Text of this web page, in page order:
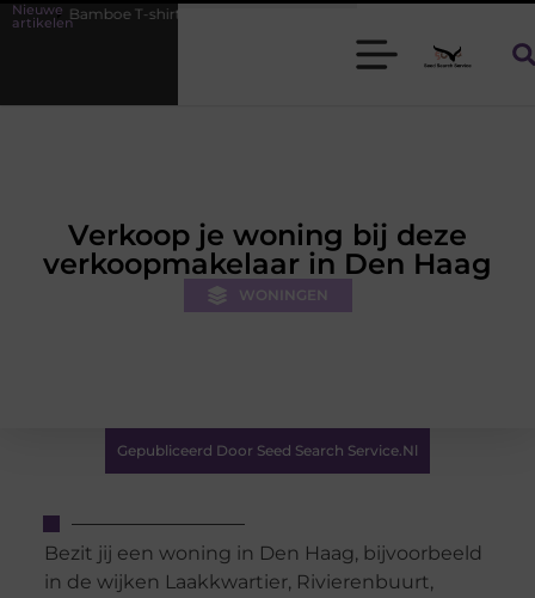
Nieuwe
artikelen
T-shirts voor heren die koel blijven
Verkoop je woning bij deze
verkoopmakelaar in Den Haag
WONINGEN
Gepubliceerd Door Seed Search Service.nl
Bezit jij een woning in Den Haag, bijvoorbeeld
in de wijken Laakkwartier, Rivierenbuurt,